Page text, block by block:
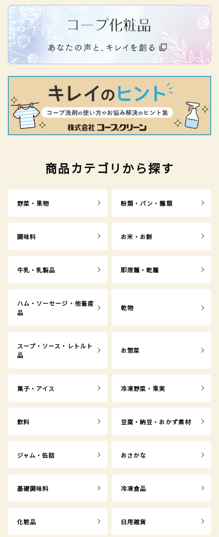
商品カテゴリから探す
野菜・果物 粉類・パン・麺類
調味料 お米・お餅
牛乳・乳製品 即席麺・乾麺
ハム・ソーセージ・他畜産
品
乾物
スープ・ソース・レトルト
品
お惣菜
菓子・アイス 冷凍野菜・果実
飲料 豆腐・納豆・おかず素材
ジャム・缶詰 おさかな
基礎調味料 冷凍食品
化粧品 日用雑貨